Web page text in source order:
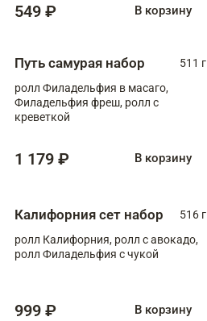
549 ₽ В корзину
Путь самурая набор
511 г
ролл Филадельфия в масаго,
Филадельфия фреш, ролл с
креветкой
1 179 ₽ В корзину
Калифорния сет набор
516 г
ролл Калифорния, ролл с авокадо,
ролл Филадельфия с чукой
999 ₽ В корзину